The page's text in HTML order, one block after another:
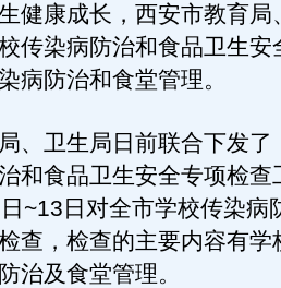
健康成长，西安市教育局
传染病防治和食品卫生安
病防治和食堂管理。
卫生局日前联合下发了
和食品卫生安全专项检查
~13日对全市学校传染病
查，检查的主要内容有学
治及食堂管理。